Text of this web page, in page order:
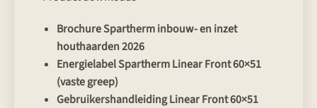
Brochure Spartherm inbouw- en inzet
houthaarden 2026
Energielabel Spartherm Linear Front 60×51
(vaste greep)
Gebruikershandleiding Linear Front 60×51